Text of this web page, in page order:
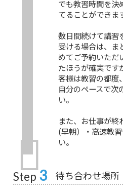
でも教習時間を決
てることができま
数日間続けて講習
受ける場合は、ま
めてご予約いただ
たほうが確実です
客様は教習の都度
自分のペースで次
い。
また、お仕事が終
(早朝）・高速教
い。
Step 3 待ち合わせ場所